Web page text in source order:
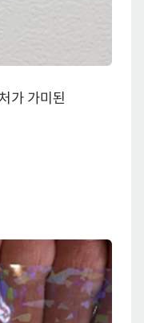
가 가미된